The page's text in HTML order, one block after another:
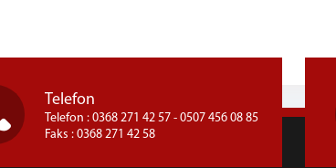
Telefon
Telefon : 0368 271 42 57 - 0507 456 08 85
Faks : 0368 271 42 58